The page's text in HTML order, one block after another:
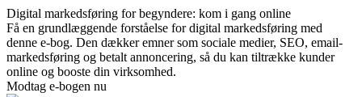
Digital markedsføring for begyndere: kom i gang online
Få en grundlæggende forståelse for digital markedsføring med
denne e-bog. Den dækker emner som sociale medier, SEO, email-
markedsføring og betalt annoncering, så du kan tiltrække kunder
online og booste din virksomhed.
Modtag e-bogen nu